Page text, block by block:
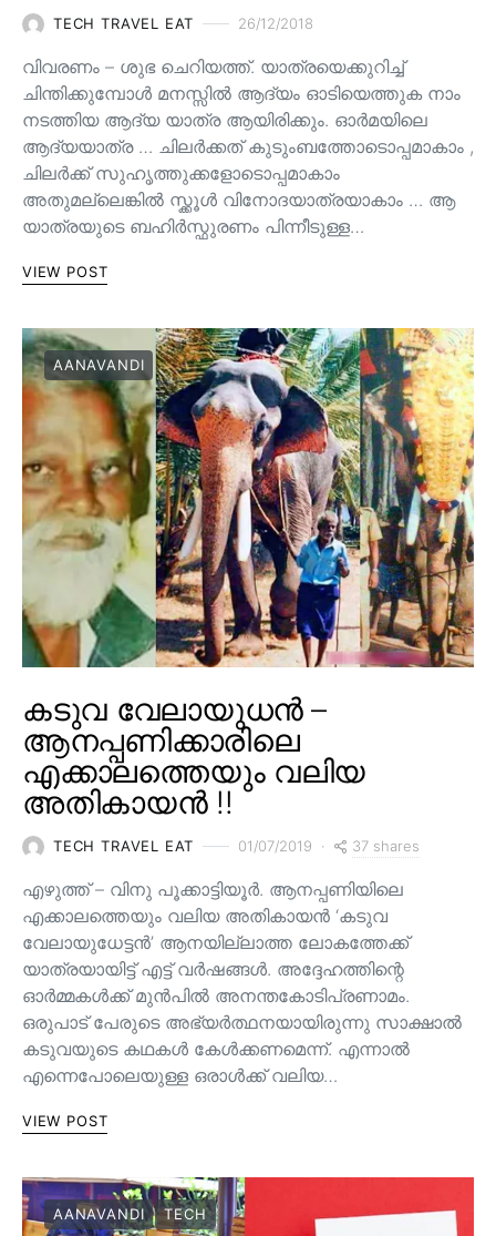
TECH TRAVEL EAT 26/12/2018
വിവരണം – ശുഭ ചെറിയത്ത്. യാത്രയെക്കുറിച്ച്
ചിന്തിക്കുമ്പോൾ മനസ്സിൽ ആദ്യം ഓടിയെത്തുക നാം
നടത്തിയ ആദ്യ യാത്ര ആയിരിക്കും. ഓർമയിലെ
ആദ്യയാത്ര … ചിലർക്കത് കുടുംബത്തോടൊപ്പമാകാം ,
ചിലർക്ക് സുഹൃത്തുക്കളോടൊപ്പമാകാം
അതുമല്ലെങ്കിൽ സ്ക്കൂൾ വിനോദയാത്രയാകാം … ആ
യാത്രയുടെ ബഹിർസ്ഫുരണം പിന്നീടുള്ള…
VIEW POST
AANAVANDI
കടുവ വേലായുധൻ –
ആനപ്പണിക്കാരിലെ
എക്കാലത്തെയും വലിയ
അതികായൻ !!
TECH TRAVEL EAT 01/07/2019 37 shares
എഴുത്ത് – വിനു പൂക്കാട്ടിയൂർ. ആനപ്പണിയിലെ
എക്കാലത്തെയും വലിയ അതികായൻ ‘കടുവ
വേലായുധേട്ടൻ’ ആനയില്ലാത്ത ലോകത്തേക്ക്
യാത്രയായിട്ട് എട്ട് വർഷങ്ങൾ. അദ്ദേഹത്തിന്റെ
ഓർമ്മകൾക്ക് മുൻപിൽ അനന്തകോടിപ്രണാമം.
ഒരുപാട് പേരുടെ അഭ്യർത്ഥനയായിരുന്നു സാക്ഷാൽ
കടുവയുടെ കഥകൾ കേൾക്കണമെന്ന്. എന്നാൽ
എന്നെപോലെയുള്ള ഒരാൾക്ക് വലിയ…
VIEW POST
AANAVANDI TECH